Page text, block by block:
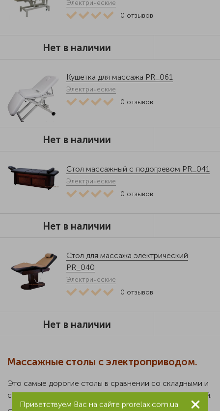
Электрические
0 отзывов
Нет в наличии
Кушетка для массажа PR_061
Электрические
0 отзывов
Нет в наличии
Стол массажный с подогревом PR_041
Электрические
0 отзывов
Нет в наличии
Стол для массажа электрический
PR_040
Электрические
0 отзывов
Нет в наличии
Массажные столы с электроприводом.
Это самые дорогие столы в сравнении со складными и
стационарными столами с механической регулировкой.
Приветствуем Вас на сайте prorelax.com.ua